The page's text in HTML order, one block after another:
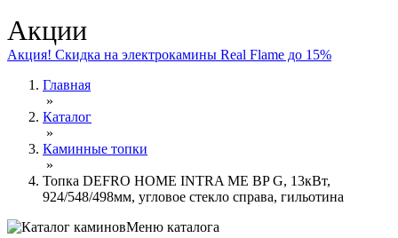
Акции
Акция! Скидка на электрокамины Real Flame до 15%
Главная
»
Каталог
»
Каминные топки
»
Топка DEFRO HOME INTRA ME BP G, 13кВт,
924/548/498мм, угловое стекло справа, гильотина
Меню каталога